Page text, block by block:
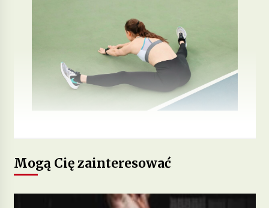
Mogą Cię zainteresować